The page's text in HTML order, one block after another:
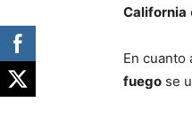
California
En cuanto
fuego se